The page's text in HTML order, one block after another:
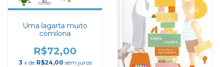
Uma lagarta muito
comilona
R$72,00
3 x de R$24,00 sem juros